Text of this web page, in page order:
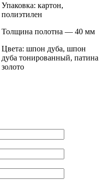
Упаковка: картон,
полиэтилен
Толщина полотна — 40 мм
Цвета: шпон дуба, шпон
дуба тонированный, патина
золото